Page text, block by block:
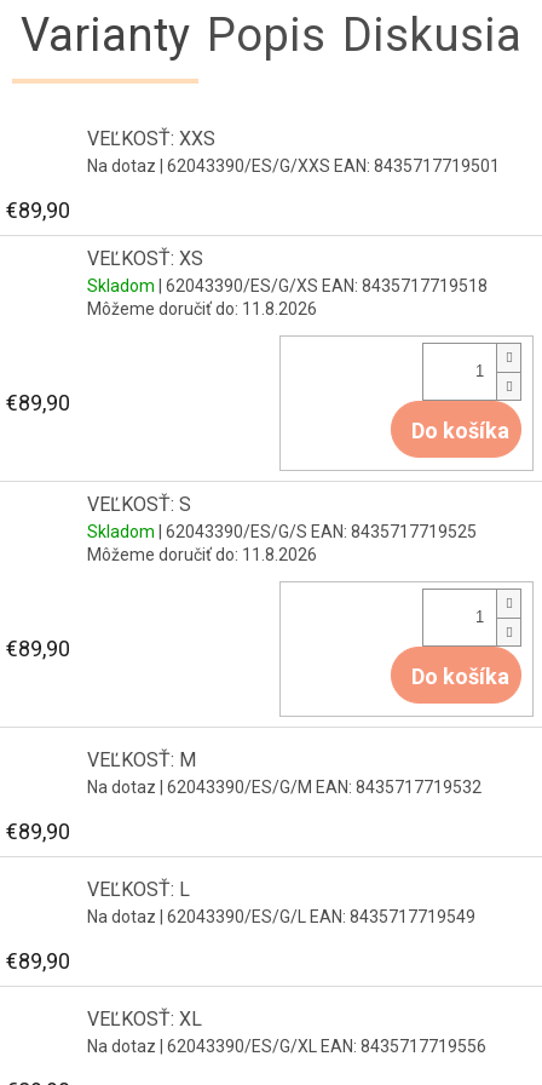
Varianty Popis Diskusia
VEĽKOSŤ: XXS
Na dotaz | 62043390/ES/G/XXS EAN: 8435717719501
€89,90
VEĽKOSŤ: XS
Skladom | 62043390/ES/G/XS EAN: 8435717719518
Môžeme doručiť do: 11.8.2026
€89,90
Do košíka
VEĽKOSŤ: S
Skladom | 62043390/ES/G/S EAN: 8435717719525
Môžeme doručiť do: 11.8.2026
€89,90
Do košíka
VEĽKOSŤ: M
Na dotaz | 62043390/ES/G/M EAN: 8435717719532
€89,90
VEĽKOSŤ: L
Na dotaz | 62043390/ES/G/L EAN: 8435717719549
€89,90
VEĽKOSŤ: XL
Na dotaz | 62043390/ES/G/XL EAN: 8435717719556